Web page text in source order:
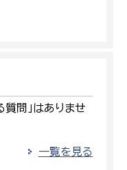
質問」はありませ
一覧を見る